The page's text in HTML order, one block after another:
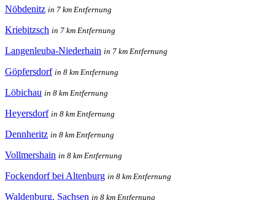
Nöbdenitz in 7 km Entfernung
Kriebitzsch in 7 km Entfernung
Langenleuba-Niederhain in 7 km Entfernung
Göpfersdorf in 8 km Entfernung
Löbichau in 8 km Entfernung
Heyersdorf in 8 km Entfernung
Dennheritz in 8 km Entfernung
Vollmershain in 8 km Entfernung
Fockendorf bei Altenburg in 8 km Entfernung
Waldenburg, Sachsen in 8 km Entfernung